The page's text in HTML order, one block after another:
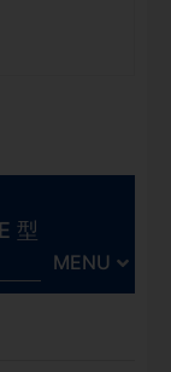
型
MENU